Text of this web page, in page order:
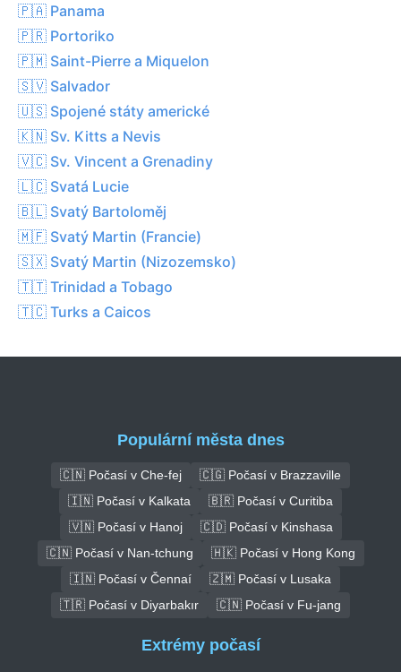
🇵🇦 Panama
🇵🇷 Portoriko
🇵🇲 Saint-Pierre a Miquelon
🇸🇻 Salvador
🇺🇸 Spojené státy americké
🇰🇳 Sv. Kitts a Nevis
🇻🇨 Sv. Vincent a Grenadiny
🇱🇨 Svatá Lucie
🇧🇱 Svatý Bartoloměj
🇲🇫 Svatý Martin (Francie)
🇸🇽 Svatý Martin (Nizozemsko)
🇹🇹 Trinidad a Tobago
🇹🇨 Turks a Caicos
Populární města dnes
🇨🇳 Počasí v Che-fej
🇨🇬 Počasí v Brazzaville
🇮🇳 Počasí v Kalkata
🇧🇷 Počasí v Curitiba
🇻🇳 Počasí v Hanoj
🇨🇩 Počasí v Kinshasa
🇨🇳 Počasí v Nan-tchung
🇭🇰 Počasí v Hong Kong
🇮🇳 Počasí v Čennaí
🇿🇲 Počasí v Lusaka
🇹🇷 Počasí v Diyarbakır
🇨🇳 Počasí v Fu-jang
Extrémy počasí